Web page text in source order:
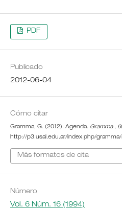
PDF
Publicado
2012-06-04
Cómo citar
Gramma, G. (2012). Agenda. Gramma , 6
http://p3.usal.edu.ar/index.php/
Más formatos de cita
Número
Vol. 6 Núm. 16 (1994)